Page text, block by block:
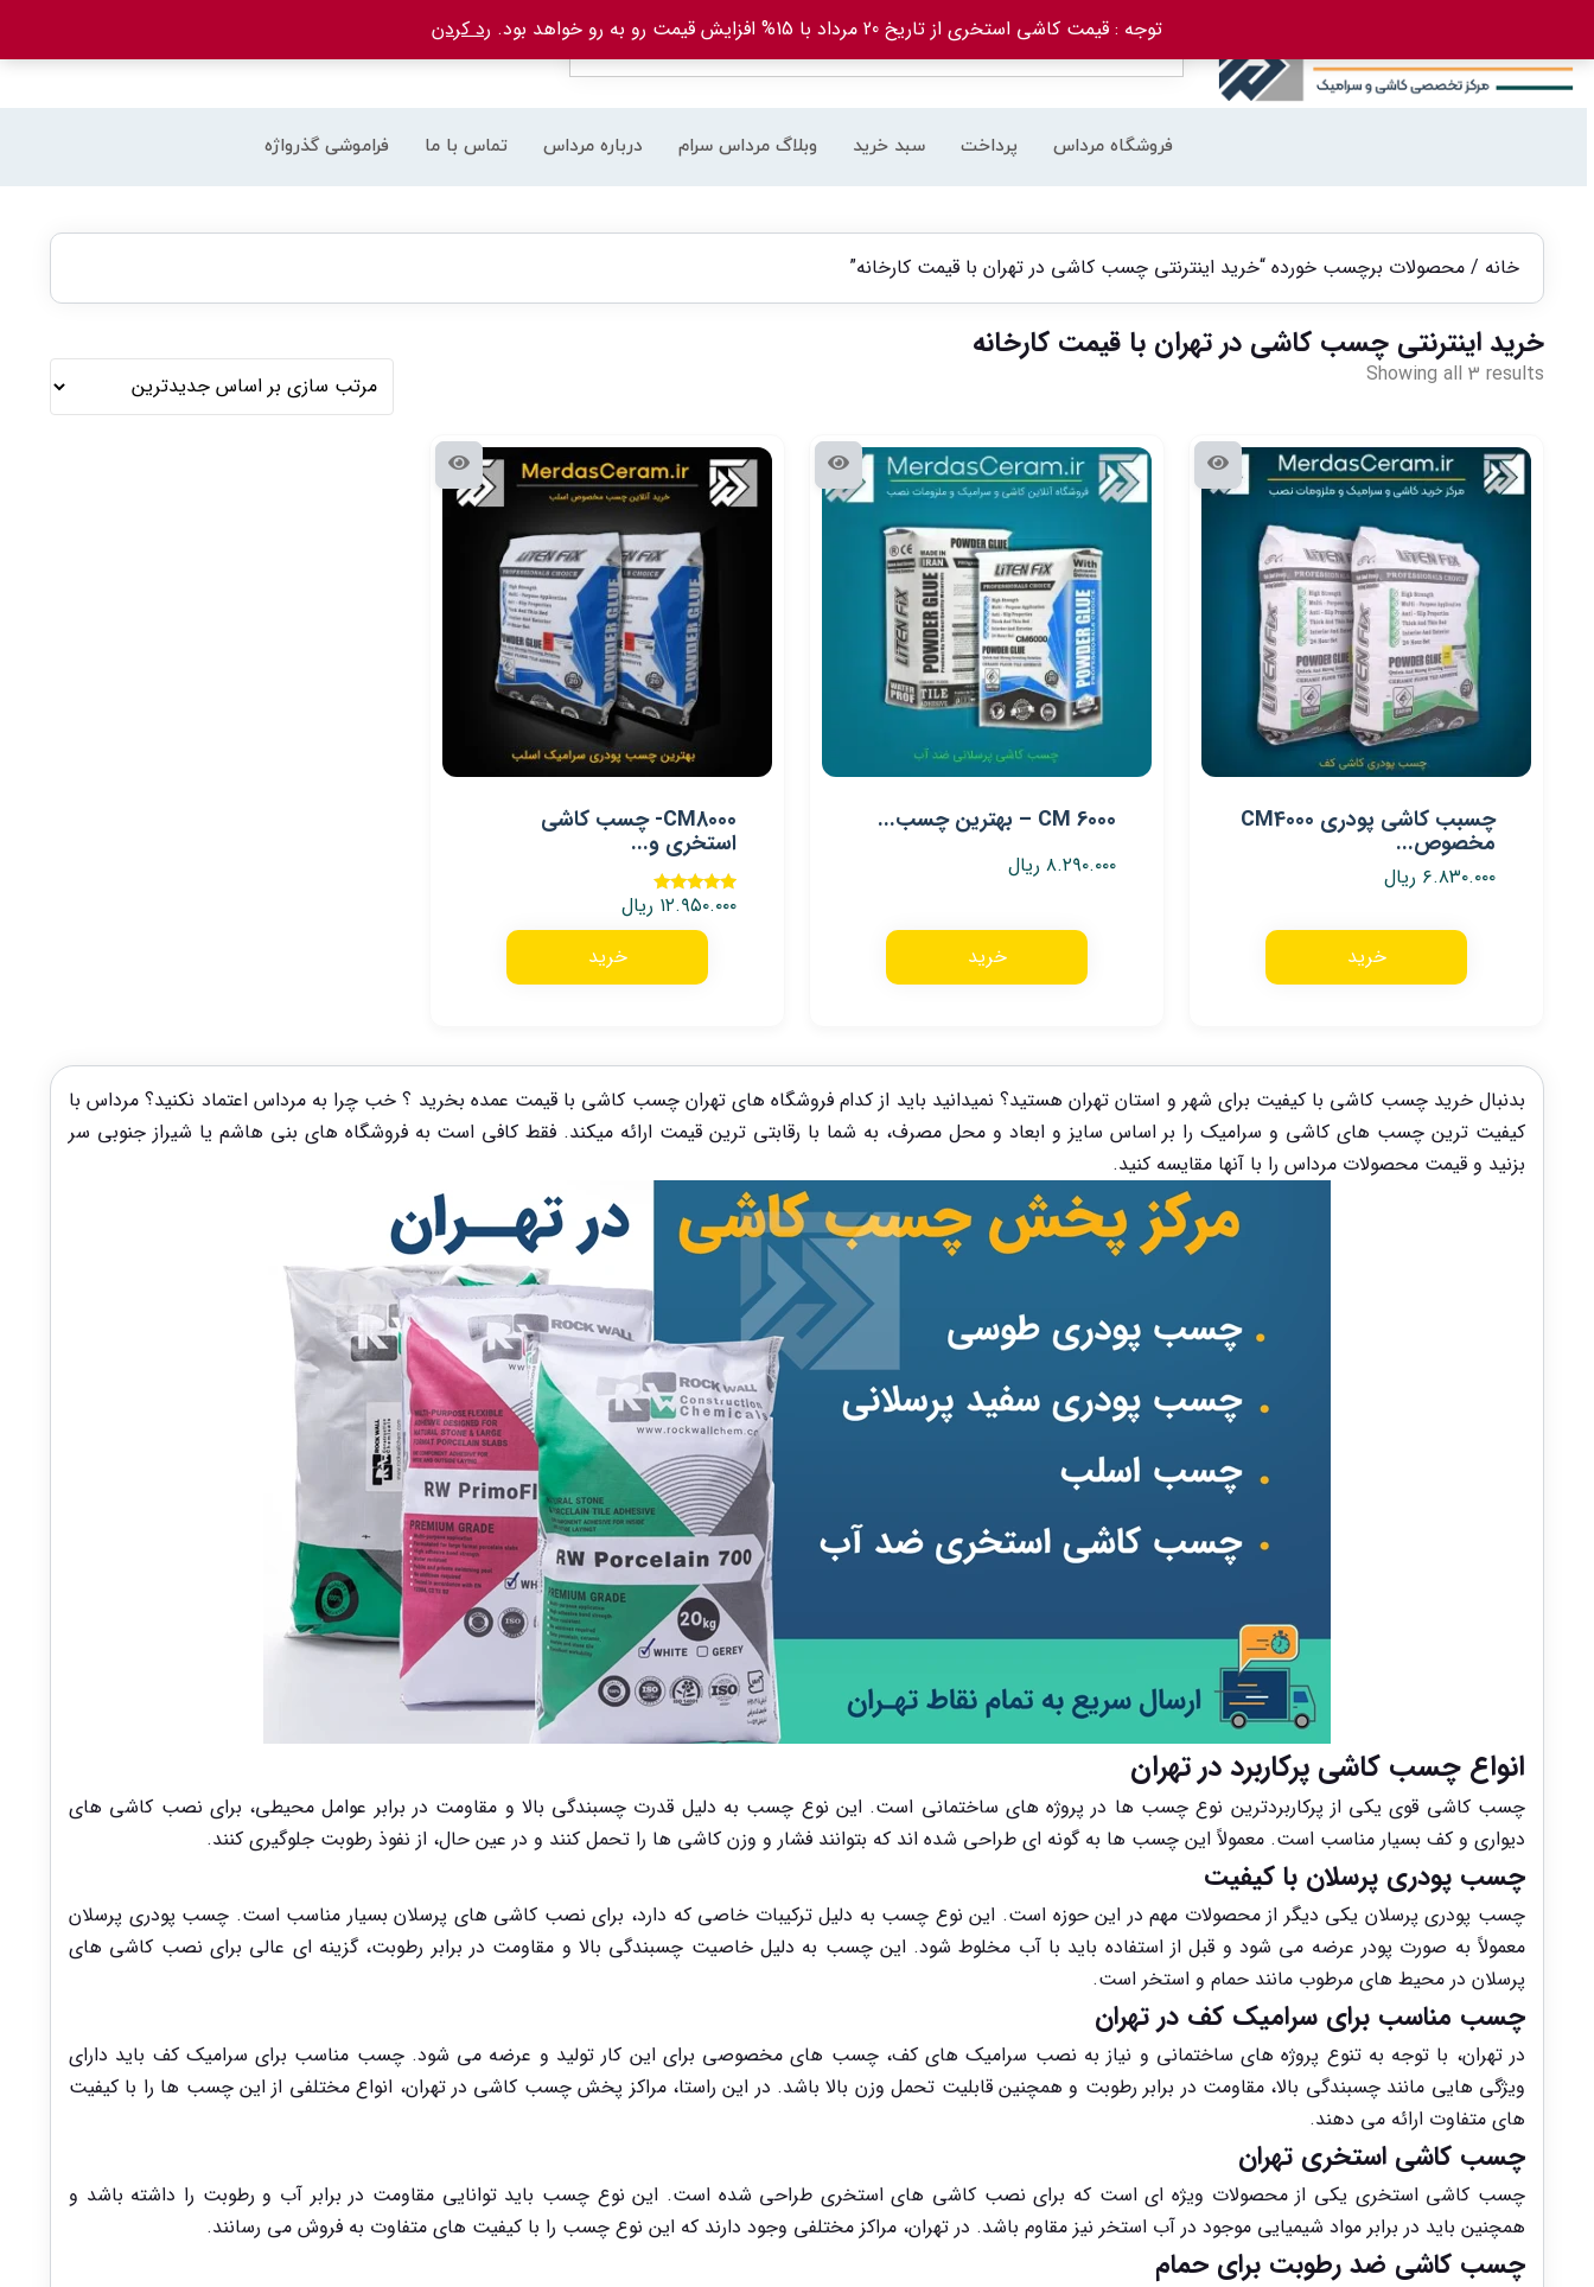
توجه : قیمت کاشی استخری از تاریخ 20 مرداد با 15% افزایش قیمت رو به رو خواهد بود. رد کردن
فروشگاه مرداس پرداخت سبد خرید وبلاگ مرداس سرام درباره مرداس تماس با ما فراموشی گذرواژه
خانه / محصولات برچسب خورده “خرید اینترنتی چسب کاشی در تهران با قیمت کارخانه”
خرید اینترنتی چسب کاشی در تهران با قیمت کارخانه
Showing all 3 results
چسبب کاشی پودری CM4000
مخصوص...
۶.۸۳۰.۰۰۰ ریال
خرید
CM 6000 – بهترین چسب...
۸.۲۹۰.۰۰۰ ریال
خرید
CM8000- چسب کاشی
استخری و...
نمره
۱۲.۹۵۰.۰۰۰ ریال
خرید
بدنبال خرید چسب کاشی با کیفیت برای شهر و استان تهران هستید؟ نمیدانید باید از کدام فروشگاه های تهران چسب کاشی با قیمت عمده بخرید ؟ خب چرا به مرداس اعتماد نکنید؟ مرداس با
کیفیت ترین چسب های کاشی و سرامیک را بر اساس سایز و ابعاد و محل مصرف، به شما با رقابتی ترین قیمت ارائه میکند. فقط کافی است به فروشگاه های بنی هاشم یا شیراز جنوبی سر
بزنید و قیمت محصولات مرداس را با آنها مقایسه کنید.
انواع چسب کاشی پرکاربرد در تهران
چسب کاشی قوی یکی از پرکاربردترین نوع چسب ها در پروژه های ساختمانی است. این نوع چسب به دلیل قدرت چسبندگی بالا و مقاومت در برابر عوامل محیطی، برای نصب کاشی های
دیواری و کف بسیار مناسب است. معمولاً این چسب ها به گونه ای طراحی شده اند که بتوانند فشار و وزن کاشی ها را تحمل کنند و در عین حال، از نفوذ رطوبت جلوگیری کنند.
چسب پودری پرسلان با کیفیت
چسب پودری پرسلان یکی دیگر از محصولات مهم در این حوزه است. این نوع چسب به دلیل ترکیبات خاصی که دارد، برای نصب کاشی های پرسلان بسیار مناسب است. چسب پودری پرسلان
معمولاً به صورت پودر عرضه می شود و قبل از استفاده باید با آب مخلوط شود. این چسب به دلیل خاصیت چسبندگی بالا و مقاومت در برابر رطوبت، گزینه ای عالی برای نصب کاشی های
پرسلان در محیط های مرطوب مانند حمام و استخر است.
چسب مناسب برای سرامیک کف در تهران
در تهران، با توجه به تنوع پروژه های ساختمانی و نیاز به نصب سرامیک های کف، چسب های مخصوصی برای این کار تولید و عرضه می شود. چسب مناسب برای سرامیک کف باید دارای
ویژگی هایی مانند چسبندگی بالا، مقاومت در برابر رطوبت و همچنین قابلیت تحمل وزن بالا باشد. در این راستا، مراکز پخش چسب کاشی در تهران، انواع مختلفی از این چسب ها را با کیفیت
های متفاوت ارائه می دهند.
چسب کاشی استخری تهران
چسب کاشی استخری یکی از محصولات ویژه ای است که برای نصب کاشی های استخری طراحی شده است. این نوع چسب باید توانایی مقاومت در برابر آب و رطوبت را داشته باشد و
همچنین باید در برابر مواد شیمیایی موجود در آب استخر نیز مقاوم باشد. در تهران، مراکز مختلفی وجود دارند که این نوع چسب را با کیفیت های متفاوت به فروش می رسانند.
چسب کاشی ضد رطوبت برای حمام